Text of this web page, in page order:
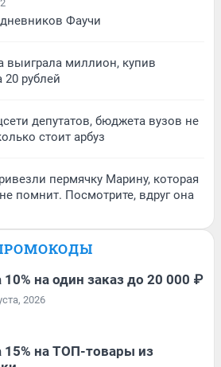
2
Фаучи
выиграла миллион, купив
20 рублей
депутатов, бюджета вузов не
стоит арбуз
пермячку Марину, которая
помнит. Посмотрите, вдруг она
на один заказ до 20 000 ₽
2026
15% на ТОП-товары из